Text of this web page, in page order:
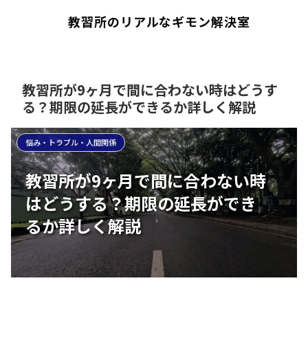
教習所のリアルなギモン解決室
教習所が9ヶ月で間に合わない時はどうす
る？期限の延長ができるか詳しく解説
教習所が9ヶ月で間に合わない時
はどうする？期限の延長ができ
るか詳しく解説
悩み・トラブル・人間関係